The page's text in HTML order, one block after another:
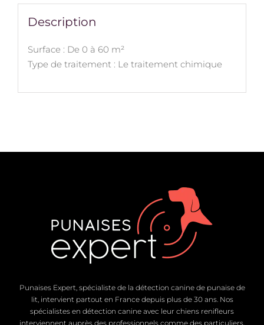
Description
Surface : De 0 à 60 m²
Type de traitement : Le traitement chimique
Punaises Expert, spécialiste de la détection canine de punaise de
lit, intervient partout en France depuis plus de 30 ans. Nos
spécialistes en détection canine avec leur chiens renifleurs
interviennent auprès des professionnels comme des particuliers.